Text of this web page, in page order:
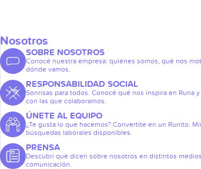
Nosotros
SOBRE NOSOTROS
Conocé nuestra empresa: quiénes somos, qué nos
dónde vamos.
RESPONSABILIDAD SOCIAL
Sonrisas para todos. Conocé qué nos inspira en Runa y
con las que colaboramos.
ÚNETE AL EQUIPO
¿Te gusta lo que hacemos? Convertite en un Runito.
búsquedas laborales disponibles.
PRENSA
Descubrí qué dicen sobre nosotros en distintos
comunicación.